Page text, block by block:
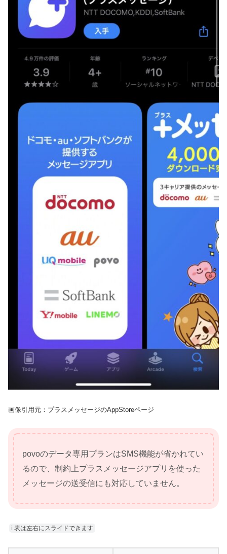
画像引用元：プラスメッセージのAppStoreページ
povoのデータ専用プランはSMS機能が省かれてい
るので、制約上プラスメッセージアプリを使った
メッセージの送受信にも対応していません。
ℹ︎ 表は左右にスライドできます